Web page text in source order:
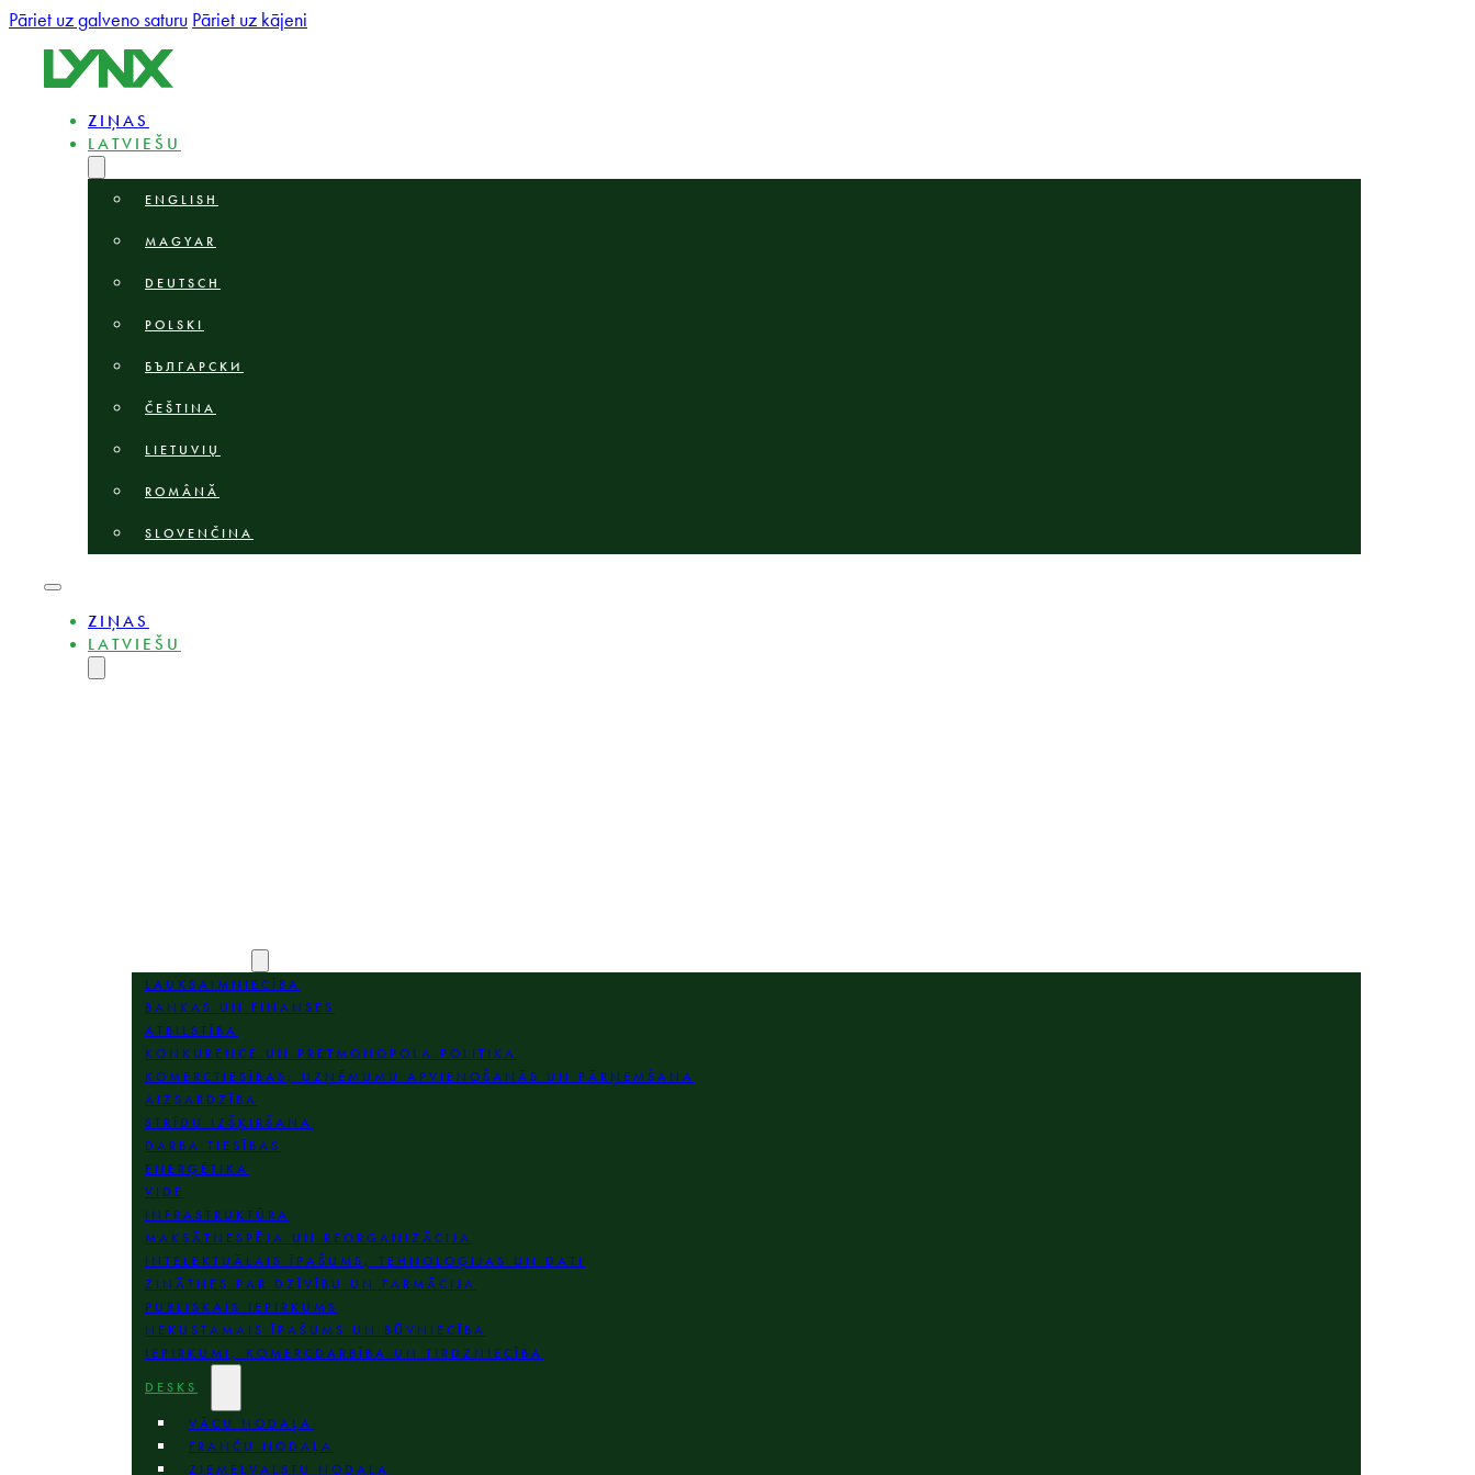
Pāriet uz galveno saturu Pāriet uz kājeni
ZIŅAS
LATVIEŠU
ENGLISH
MAGYAR
DEUTSCH
POLSKI
БЪЛГАРСКИ
ČEŠTINA
LIETUVIŲ
ROMÂNĂ
SLOVENČINA
ZIŅAS
LATVIEŠU
LAUKSAIMNIECĪBA
BANKAS UN FINANSES
ATBILSTĪBA
KONKURENCE UN PRETMONOPOLA POLITIKA
KOMERCTIESĪBAS; UZŅĒMUMU APVIENOŠANĀS UN PĀRŅEMŠANA
AIZSARDZĪBA
STRĪDU IZŠĶIRŠANA
DARBA TIESĪBAS
ENERĢĒTIKA
VIDE
INFRASTRUKTŪRA
MAKSĀTNESPĒJA UN REORGANIZĀCIJA
INTELEKTUĀLAIS ĪPAŠUMS, TEHNOLOĢIJAS UN DATI
ZINĀTNES PAR DZĪVĪBU UN FARMĀCIJA
PUBLISKAIS IEPIRKUMS
NEKUSTAMAIS ĪPAŠUMS UN BŪVNIECĪBA
IEPIRKUMI, KOMERCDARBĪBA UN TIRDZNIECĪBA
DESKS
VĀCU NODAĻA
FRANČU NODAĻA
ZIEMEĻVALSTU NODAĻA